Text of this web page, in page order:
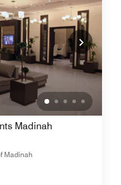
Madinah
Madinah